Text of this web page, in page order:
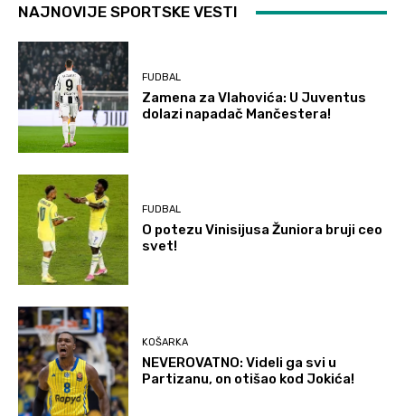
NAJNOVIJE SPORTSKE VESTI
FUDBAL
Zamena za Vlahovića: U Juventus
dolazi napadač Mančestera!
FUDBAL
O potezu Vinisijusa Žuniora bruji ceo
svet!
KOŠARKA
NEVEROVATNO: Videli ga svi u
Partizanu, on otišao kod Jokića!